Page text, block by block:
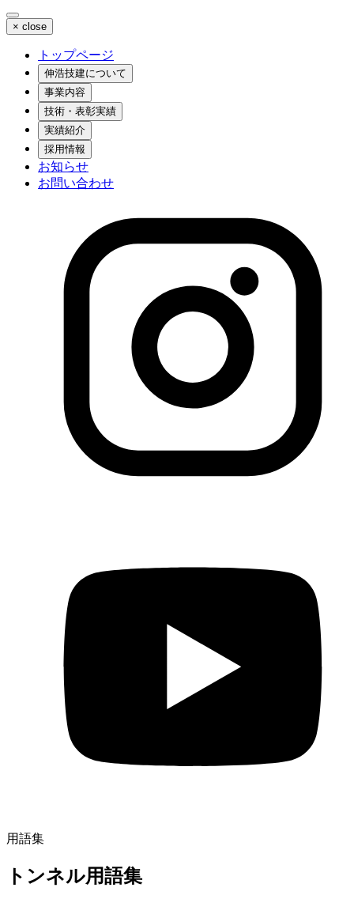
× close
トップページ
伸浩技建について
事業内容
技術・表彰実績
実績紹介
採用情報
お知らせ
お問い合わせ
用語集
トンネル用語集